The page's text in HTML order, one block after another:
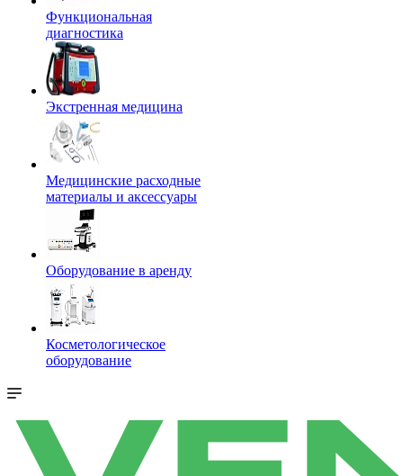
Функциональная
диагностика
Экстренная медицина
Медицинские расходные
материалы и аксессуары
Оборудование в аренду
Косметологическое
оборудование